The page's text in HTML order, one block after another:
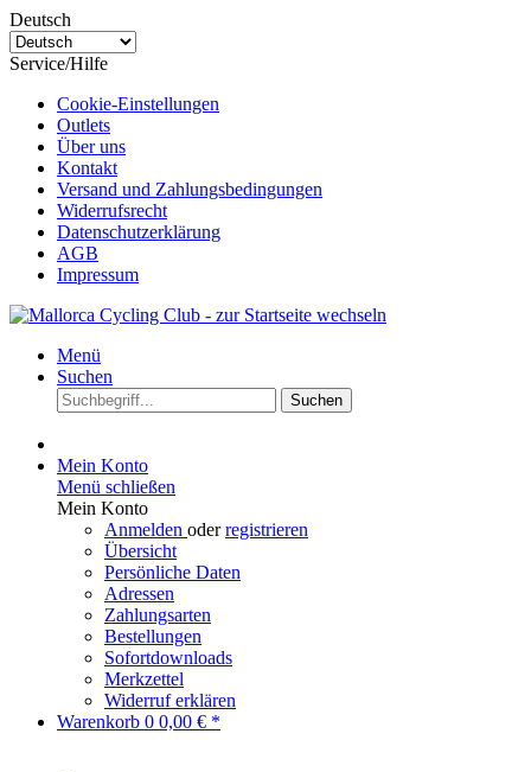
Deutsch
Service/Hilfe
Cookie-Einstellungen
Outlets
Über uns
Kontakt
Versand und Zahlungsbedingungen
Widerrufsrecht
Datenschutzerklärung
AGB
Impressum
Menü
Suchen
Suchen
Mein Konto
Menü schließen
Mein Konto
Anmelden oderregistrieren
Übersicht
Persönliche Daten
Adressen
Zahlungsarten
Bestellungen
Sofortdownloads
Merkzettel
Widerruf erklären
Warenkorb 0 0,00 € *